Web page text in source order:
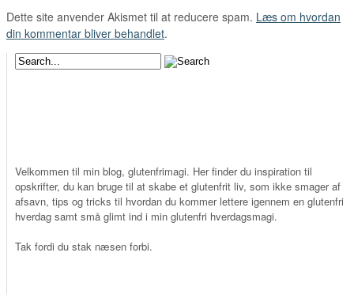
Dette site anvender Akismet til at reducere spam. Læs om hvordan
din kommentar bliver behandlet.
Velkommen til min blog, glutenfrimagi. Her finder du inspiration til
opskrifter, du kan bruge til at skabe et glutenfrit liv, som ikke smager af
afsavn, tips og tricks til hvordan du kommer lettere igennem en glutenfri
hverdag samt små glimt ind i min glutenfri hverdagsmagi.
Tak fordi du stak næsen forbi.